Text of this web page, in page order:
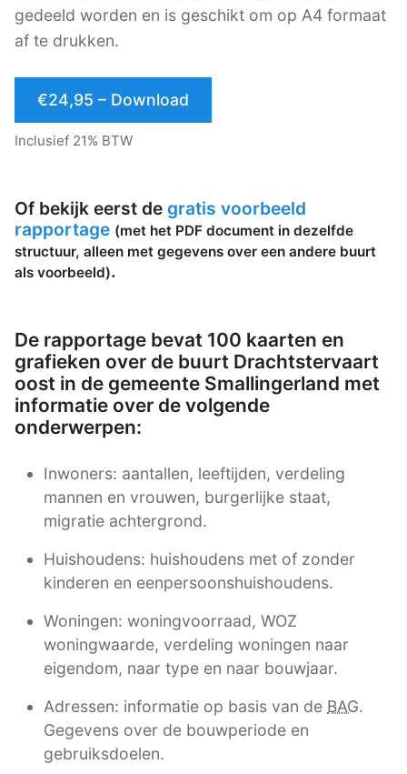
gedeeld worden en is geschikt om op A4 formaat
af te drukken.
€24,95 – Download
Inclusief 21% BTW
Of bekijk eerst de gratis voorbeeld
rapportage (met het PDF document in dezelfde
structuur, alleen met gegevens over een andere buurt
als voorbeeld).
De rapportage bevat 100 kaarten en
grafieken over de buurt Drachtstervaart
oost in de gemeente Smallingerland met
informatie over de volgende
onderwerpen:
Inwoners: aantallen, leeftijden, verdeling
mannen en vrouwen, burgerlijke staat,
migratie achtergrond.
Huishoudens: huishoudens met of zonder
kinderen en eenpersoonshuishoudens.
Woningen: woningvoorraad, WOZ
woningwaarde, verdeling woningen naar
eigendom, naar type en naar bouwjaar.
Adressen: informatie op basis van de BAG.
Gegevens over de bouwperiode en
gebruiksdoelen.